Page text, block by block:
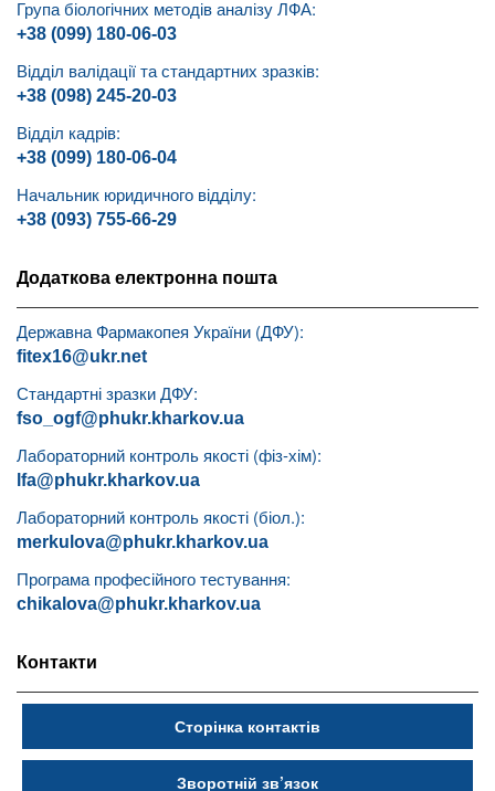
Група біологічних методів аналізу ЛФА:
+38 (099) 180-06-03
Відділ валідації та стандартних зразків:
+38 (098) 245-20-03
Відділ кадрів:
+38 (099) 180-06-04
Начальник юридичного відділу:
+38 (093) 755-66-29
Додаткова електронна пошта
Державна Фармакопея України (ДФУ):
fitex16@ukr.net
Стандартні зразки ДФУ:
fso_ogf@phukr.kharkov.ua
Лабораторний контроль якості (фіз-хім):
lfa@phukr.kharkov.ua
Лабораторний контроль якості (біол.):
merkulova@phukr.kharkov.ua
Програма професійного тестування:
chikalova@phukr.kharkov.ua
Контакти
Сторінка контактів
Зворотній зв’язок